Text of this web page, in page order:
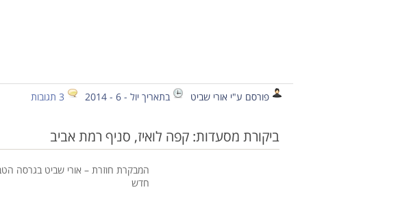
פורסם ע"י אורי שביט בתאריך יול - 6 - 2014 3 תגובות
ביקורת מסעדות: קפה לואיז, סניף רמת אביב
המבקרת חוזרת – אורי שביט בגרסה
חדש